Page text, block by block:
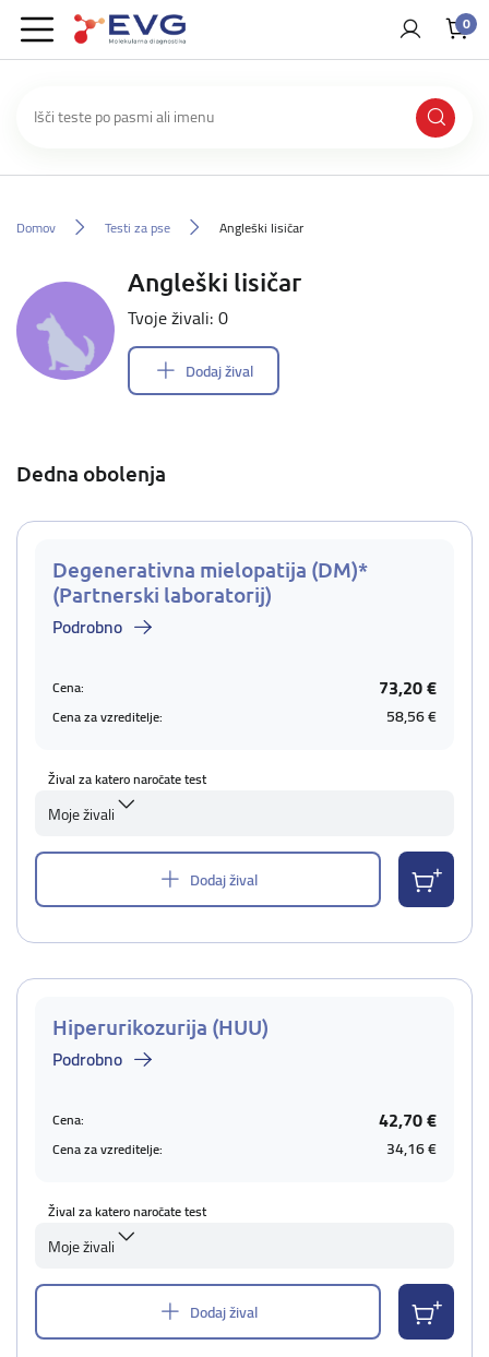
0
Domov Testi za pse Angleški lisičar
Angleški lisičar
Tvoje živali: 0
Dodaj žival
Dedna obolenja
Degenerativna mielopatija (DM)*
(Partnerski laboratorij)
Podrobno
Cena: 73,20 €
Cena za vzreditelje: 58,56 €
Žival za katero naročate test
Moje živali
Dodaj žival
Hiperurikozurija (HUU)
Podrobno
Cena: 42,70 €
Cena za vzreditelje: 34,16 €
Žival za katero naročate test
Moje živali
Dodaj žival